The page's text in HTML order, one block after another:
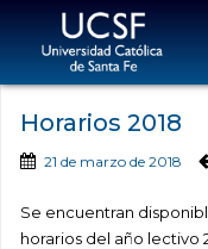
Horarios 2018
21 de marzo de 2018
Se encuentran
horarios del año lectivo